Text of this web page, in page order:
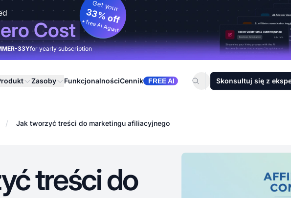
Cost
Get your
33% off
+ free AI Agent
33Yfor yearly subscription
Zasoby FunkcjonalnościCennik FREE AI Skonsultuj się z
/ Jak tworzyć treści do marketingu afiliacyjnego
treści do